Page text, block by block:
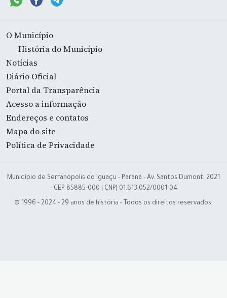
O Município
História do Município
Notícias
Diário Oficial
Portal da Transparência
Acesso a informação
Endereços e contatos
Mapa do site
Política de Privacidade
Município de Serranópolis do Iguaçu - Paraná - Av. Santos Dumont, 2021
- CEP 85885-000 | CNPJ 01.613.052/0001-04
© 1996 - 2024 - 29 anos de história - Todos os direitos reservados.